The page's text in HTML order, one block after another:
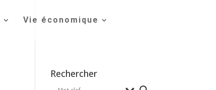
Vie économique
Rechercher